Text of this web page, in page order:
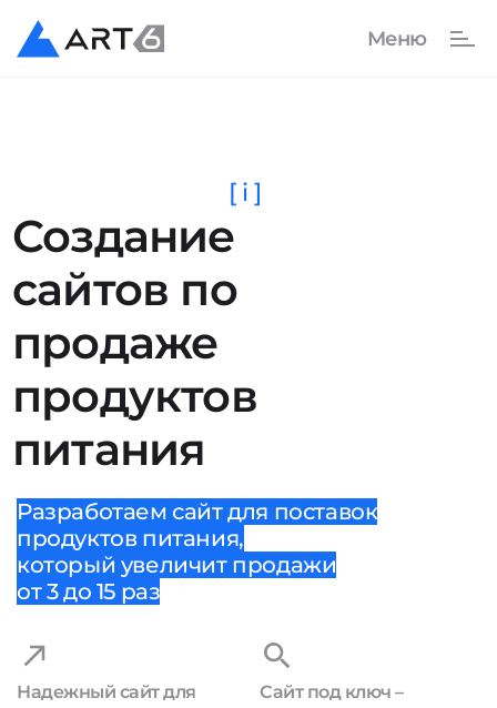
Создание
сайтов по
продаже
продуктов
питания
[ i ]
Разработаем сайт для поставок
продуктов питания,
который увеличит продажи
от 3 до 15 раз
Надежный сайт для
Сайт под ключ –